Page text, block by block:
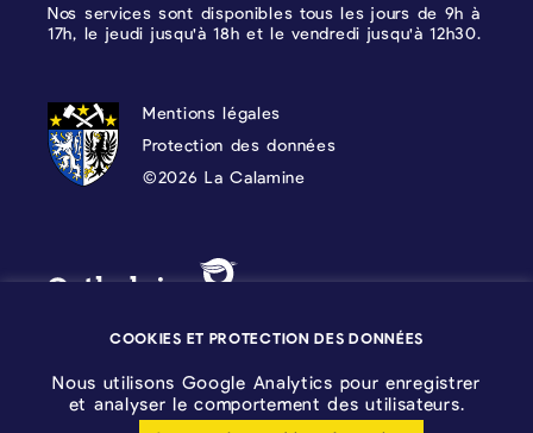
Nos services sont disponibles tous les jours de 9h à
17h, le jeudi jusqu'à 18h et le vendredi jusqu'à 12h30.
PROTECTION DES DONNÉES, MENTIONS
Mentions légales
Protection des données
©2026 La Calamine
COOKIES ET PROTECTION DES DONNÉES
Nous utilisons Google Analytics pour enregistrer
et analyser le comportement des utilisateurs.